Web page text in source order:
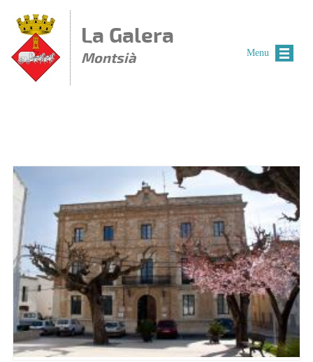
La Galera
Montsià Menu